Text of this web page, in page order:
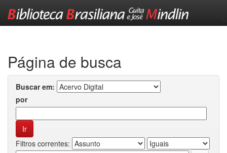
Página de busca
Buscar em:
por
Filtros correntes: